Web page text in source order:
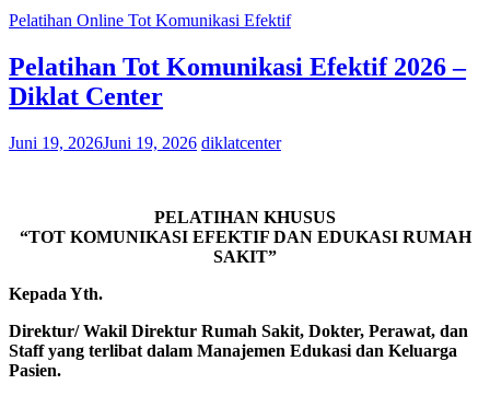
Pelatihan Online Tot Komunikasi Efektif
Pelatihan Tot Komunikasi Efektif 2026 –
Diklat Center
Juni 19, 2026Juni 19, 2026 diklatcenter
PELATIHAN KHUSUS
“TOT KOMUNIKASI EFEKTIF DAN EDUKASI RUMAH
SAKIT”
Kepada Yth.
Direktur/ Wakil Direktur Rumah Sakit, Dokter, Perawat, dan
Staff yang terlibat dalam Manajemen Edukasi dan Keluarga
Pasien.